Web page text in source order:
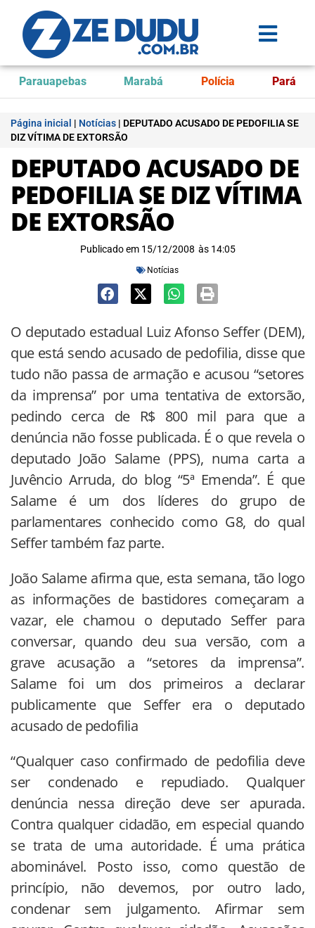
Parauapebas Marabá Polícia Pará
Página inicial | Notícias | DEPUTADO ACUSADO DE PEDOFILIA SE
DIZ VÍTIMA DE EXTORSÃO
DEPUTADO ACUSADO DE
PEDOFILIA SE DIZ VÍTIMA
DE EXTORSÃO
Publicado em 15/12/2008 às 14:05
Notícias
O deputado estadual Luiz Afonso Seffer (DEM),
que está sendo acusado de pedofilia, disse que
tudo não passa de armação e acusou “setores
da imprensa” por uma tentativa de extorsão,
pedindo cerca de R$ 800 mil para que a
denúncia não fosse publicada. É o que revela o
deputado João Salame (PPS), numa carta a
Juvêncio Arruda, do blog “5ª Emenda”. É que
Salame é um dos líderes do grupo de
parlamentares conhecido como G8, do qual
Seffer também faz parte.
João Salame afirma que, esta semana, tão logo
as informações de bastidores começaram a
vazar, ele chamou o deputado Seffer para
conversar, quando deu sua versão, com a
grave acusação a “setores da imprensa”.
Salame foi um dos primeiros a declarar
publicamente que Seffer era o deputado
acusado de pedofilia
“Qualquer caso confirmado de pedofilia deve
ser condenado e repudiado. Qualquer
denúncia nessa direção deve ser apurada.
Contra qualquer cidadão, em especial quando
se trata de uma autoridade. É uma prática
abominável. Posto isso, como questão de
princípio, não devemos, por outro lado,
condenar sem julgamento. Afirmar sem